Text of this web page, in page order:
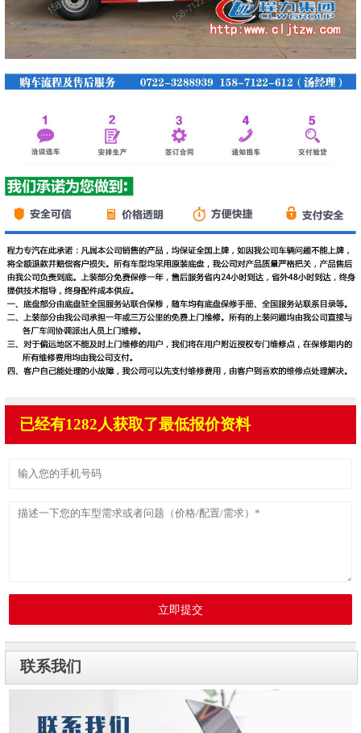
已经有1282人获取了最低报价资料
立即提交
联系我们